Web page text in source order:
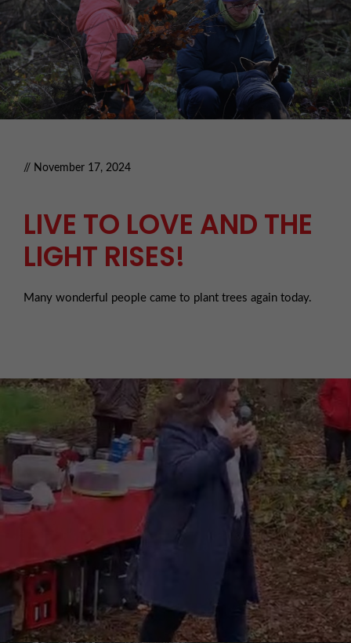
// November 17, 2024
LIVE TO LOVE AND THE
LIGHT RISES!
Many wonderful people came to plant trees again today.